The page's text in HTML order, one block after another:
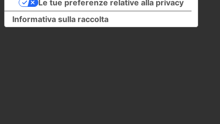
Informativa sulla raccolta
Le tue preferenze relative alla privacy